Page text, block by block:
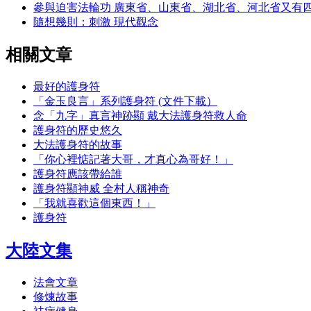
參與迫害法輪功 廣東省、山東省、湖北省、河北省又有
隨想幾則：刺激 現代觀念
相關文章
最好的護身符
「金玉良言」系列護身符 (文件下載）
念「九字」真言神跡顯 戴大法護身符救人命
護身符的歷史悠久
大法護身符的故事
「你心裡惦記著大哥，才真心為哥好！」
護身符應該帶給誰
護身符顯神威 全村人稱神奇
「我就喜歡這個東西！」
護身符
大陸文集
法會文章
修煉故事